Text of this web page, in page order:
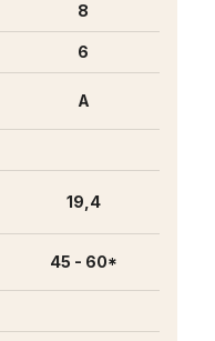
8
6
A
19,4
45 - 60*